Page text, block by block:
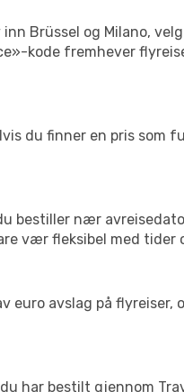
Brüssel og Milano,
kode fremhever
du finner en pris som
bestiller nær
vær fleksibel med tider
euro avslag på flyreiser,
har bestilt gjennom